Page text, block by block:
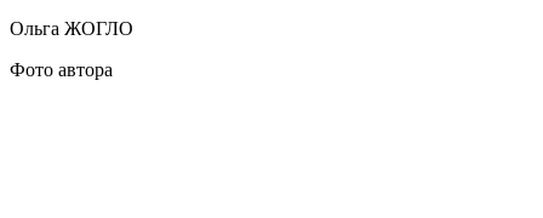
Ольга ЖОГЛО
Фото автора